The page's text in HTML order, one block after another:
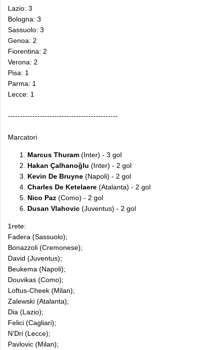
Lazio: 3
Bologna: 3
Sassuolo: 3
Genoa: 2
Fiorentina: 2
Verona: 2
Pisa: 1
Parma: 1
Lecce: 1
---------------------------------------------
Marcatori
Marcus Thuram (Inter) - 3 gol
Hakan Çalhanoğlu (Inter) - 2 gol
Kevin De Bruyne (Napoli) - 2 gol
Charles De Ketelaere (Atalanta) - 2 gol
Nico Paz (Como) - 2 gol
Dusan Vlahovic (Juventus) - 2 gol
1rete:
Fadera (Sassuolo);
Bonazzoli (Cremonese);
David (Juventus);
Beukema (Napoli);
Douvikas (Como);
Loftus-Cheek (Milan);
Zalewski (Atalanta);
Dia (Lazio);
Felici (Cagliari);
N’Dri (Lecce);
Pavlovic (Milan);